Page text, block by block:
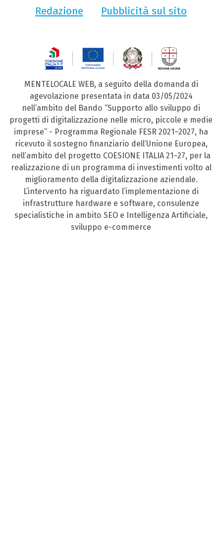
Redazione
Pubblicità sul sito
MENTELOCALE WEB, a seguito della domanda di
agevolazione presentata in data 03/05/2024
nell’ambito del Bando “Supporto allo sviluppo di
progetti di digitalizzazione nelle micro, piccole e medie
imprese” - Programma Regionale FESR 2021–2027, ha
ricevuto il sostegno finanziario dell’Unione Europea,
nell’ambito del progetto COESIONE ITALIA 21–27, per la
realizzazione di un programma di investimenti volto al
miglioramento della digitalizzazione aziendale.
L’intervento ha riguardato l’implementazione di
infrastrutture hardware e software, consulenze
specialistiche in ambito SEO e Intelligenza Artificiale,
sviluppo e-commerce